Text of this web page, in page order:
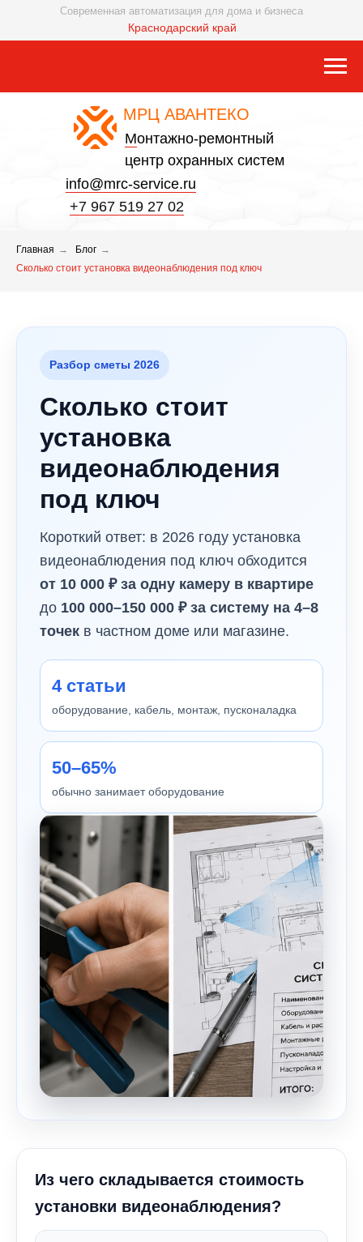
Краснодарский край
Современная автоматизация для дома и бизнеса
info@mrc-service.ru
Монтажно-ремонтный
центр охранных систем
+7 967 519 27 02
МРЦ АВАНТЕКО
Главная → Блог →
Сколько стоит установка видеонаблюдения под ключ
Разбор сметы 2026
Сколько стоит
установка
видеонаблюдения
под ключ
Короткий ответ: в 2026 году установка
видеонаблюдения под ключ обходится
от 10 000 ₽ за одну камеру в квартире
до 100 000–150 000 ₽ за систему на 4–8
точек в частном доме или магазине.
4 статьи
оборудование, кабель, монтаж, пусконаладка
50–65%
обычно занимает оборудование
Из чего складывается стоимость
установки видеонаблюдения?